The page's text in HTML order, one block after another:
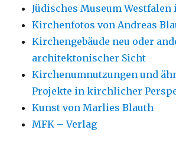
Jüdisches Museum
Kirchenfotos von Andreas
Kirchengebäude neu oder
architektonischer Sicht
Kirchenumnutzungen und
Projekte in kirchlicher
Kunst von Marlies Blauth
MFK – Verlag